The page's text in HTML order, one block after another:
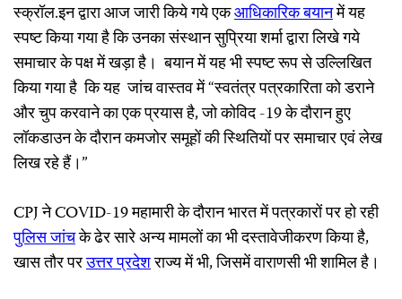
स्क्रॉल.इन द्वारा आज जारी किये गये एकआधिकारिकबयानमें यह
स्पष्ट किया गया है कि उनका संस्थान सुप्रिया शर्मा द्वारा लिखे गये
समाचार के पक्ष में खड़ा है। बयान में यह भी स्पष्ट रूप से उल्लिखित
किया गया है कि यह जांच वास्तव में “स्वतंत्र पत्रकारिता को डराने
और चुप करवाने का एक प्रयास है, जो कोविद -19 के दौरान हुए
लॉकडाउन के दौरान कमजोर समूहों की स्थितियों पर समाचार एवं लेख
लिख रहे हैं।”
CPJ ने COVID-19 महामारी के दौरान भारत में पत्रकारों पर हो रही
पुलिसजांचके ढेर सारे अन्य मामलों का भी दस्तावेजीकरण किया है,
खास तौर परउत्तरप्रदेशराज्य में भी, जिसमें वाराणसी भी शामिल है।